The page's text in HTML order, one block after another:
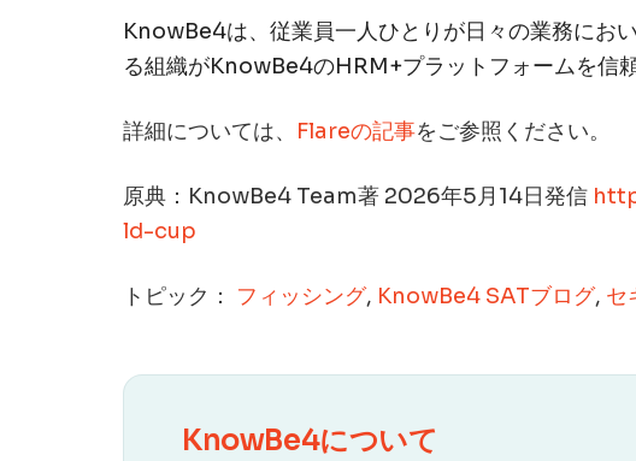
KnowBe4は、従業員一人ひとりが日々の業務にお
る組織がKnowBe4のHRM+プラットフォームを信
詳細については、 Flareの記事をご参照ください。
原典：KnowBe4 Team著 2026年5月14日発信
ld-cup
トピック： フィッシング, KnowBe4 SATブログ, セ
KnowBe4について